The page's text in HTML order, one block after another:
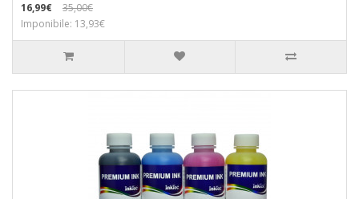
16,99€
35,00€
Imponibile: 13,93€